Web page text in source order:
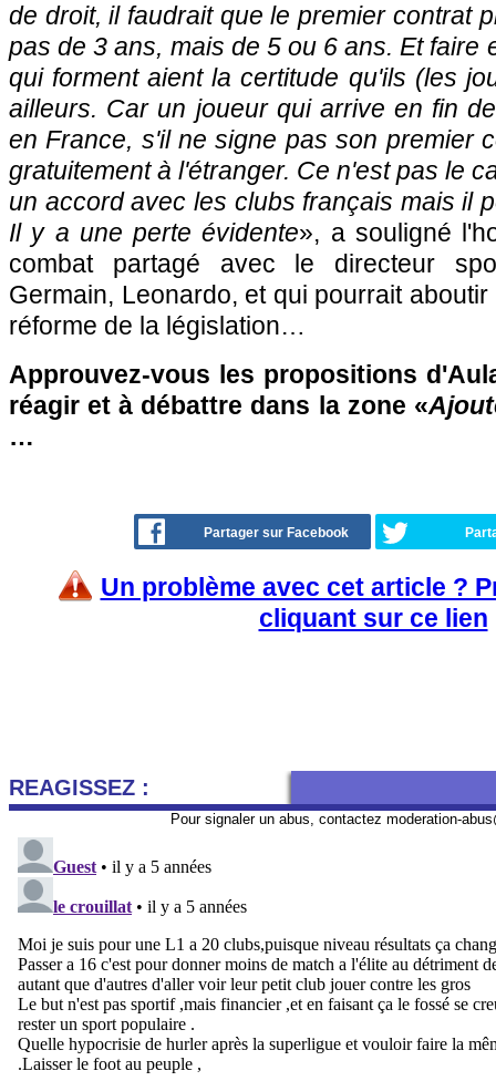
de droit, il faudrait que le premier contrat
pas de 3 ans, mais de 5 ou 6 ans. Et faire
qui forment aient la certitude qu'ils (les
ailleurs. Car un joueur qui arrive en fin
en France, s'il ne signe pas son premier
gratuitement à l'étranger. Ce n'est pas le
un accord avec les clubs français mais il
Il y a une perte évidente», a souligné
combat partagé avec le directeur
Germain, Leonardo, et qui pourrait
réforme de la législation…
Approuvez-vous les propositions
réagir et à débattre dans la zone «
…
Partager sur Facebook
Un problème avec cet article ?
cliquant sur ce lien
REAGISSEZ :
Pour signaler un abus, contactez moderation-